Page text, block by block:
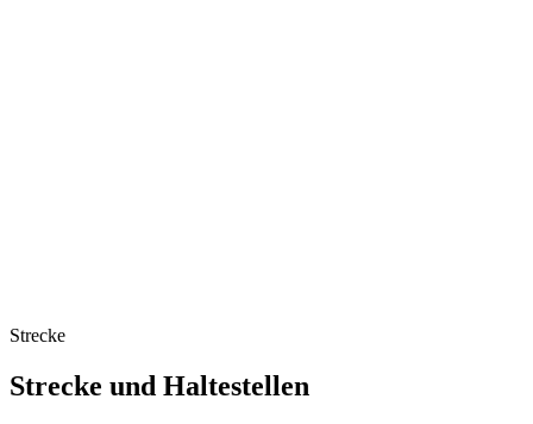
Strecke
Strecke und Haltestellen